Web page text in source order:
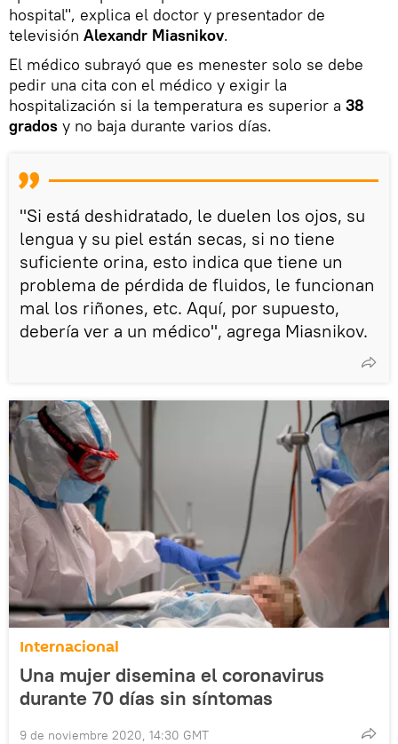
hospital", explica el doctor y presentador de
televisión Alexandr Miasnikov.
El médico subrayó que es menester solo se debe
pedir una cita con el médico y exigir la
hospitalización si la temperatura es superior a 38
grados y no baja durante varios días.
"Si está deshidratado, le duelen los ojos, su
lengua y su piel están secas, si no tiene
suficiente orina, esto indica que tiene un
problema de pérdida de fluidos, le funcionan
mal los riñones, etc. Aquí, por supuesto,
debería ver a un médico", agrega Miasnikov.
Internacional
Una mujer disemina el coronavirus
durante 70 días sin síntomas
9 de noviembre 2020, 14:30 GMT